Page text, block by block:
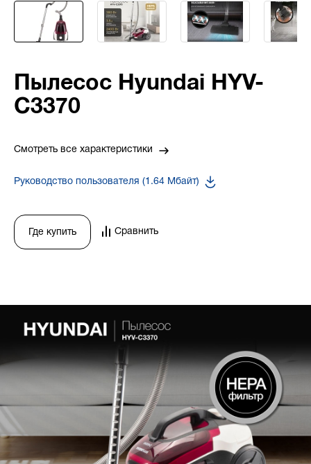
Пылесос Hyundai HYV-
C3370
Смотреть все характеристики
Руководство пользователя (1.64 Мбайт)
Где купить Сравнить